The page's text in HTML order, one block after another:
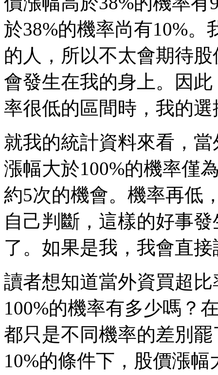
於38%的機率尚有10%
的人，所以不太會期待
會發生在我的身上。因
率很低的區間時，我的
就我的統計資料來看，
漲幅大於100%的機率僅
約5次的機會。機率再低
自己判斷，這樣的好事
了。如果是我，我會直
讀者想知道當外資買超
100%的機率有多少嗎？
都只是不同機率的差別
10%的條件下，股價漲